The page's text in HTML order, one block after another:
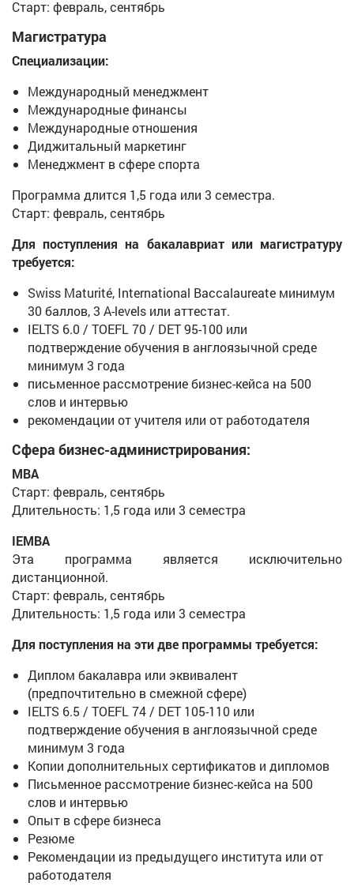
Старт: февраль, сентябрь
Магистратура
Специализации:
Международный менеджмент
Международные финансы
Международные отношения
Диджитальный маркетинг
Менеджмент в сфере спорта
Программа длится 1,5 года или 3 семестра.
Старт: февраль, сентябрь
Для поступления на бакалавриат или магистратуру
требуется:
Swiss Maturité, International Baccalaureate минимум
30 баллов, 3 A-levels или аттестат.
IELTS 6.0 / TOEFL 70 / DET 95-100 или
подтверждение обучения в англоязычной среде
минимум 3 года
письменное рассмотрение бизнес-кейса на 500
слов и интервью
рекомендации от учителя или от работодателя
Сфера бизнес-администрирования:
MBA
Старт: февраль, сентябрь
Длительность: 1,5 года или 3 семестра
IEMBA
Эта программа является исключительно
дистанционной.
Старт: февраль, сентябрь
Длительность: 1,5 года или 3 семестра
Для поступления на эти две программы требуется:
Диплом бакалавра или эквивалент
(предпочтительно в смежной сфере)
IELTS 6.5 / TOEFL 74 / DET 105-110 или
подтверждение обучения в англоязычной среде
минимум 3 года
Копии дополнительных сертификатов и дипломов
Письменное рассмотрение бизнес-кейса на 500
слов и интервью
Опыт в сфере бизнеса
Резюме
Рекомендации из предыдущего института или от
работодателя